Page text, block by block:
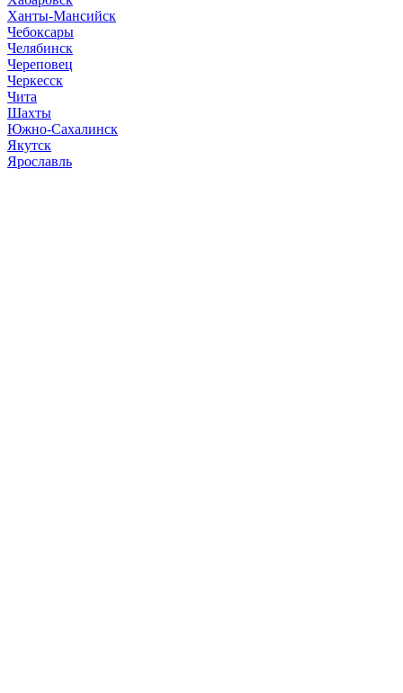
Ханты-Мансийск
Чебоксары
Челябинск
Череповец
Черкесск
Чита
Шахты
Южно-Сахалинск
Якутск
Ярославль